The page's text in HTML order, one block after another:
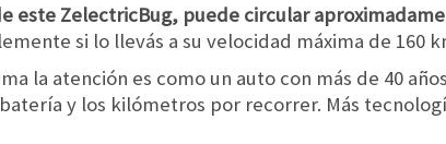
este ZelectricBug, puede circular
si lo llevás a su velocidad máxima de 160
la atención es como un auto con más de 40
y los kilómetros por recorrer. Más